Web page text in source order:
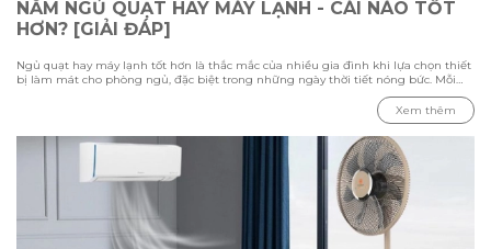
NẰM NGỦ QUẠT HAY MÁY LẠNH - CÁI NÀO TỐT
HƠN? [GIẢI ĐÁP]
Ngủ quạt hay máy lạnh tốt hơn là thắc mắc của nhiều gia đình khi lựa chọn thiết
bị làm mát cho phòng ngủ, đặc biệt trong những ngày thời tiết nóng bức. Mỗi
phương pháp đều có ưu điểm và hạn chế riêng, phụ thuộc vào nhiệt độ môi
trường, diện tích phòng và nhu cầu sử dụng của từng người. Trong bài viết này
cùng Hawonkoo tìm hiểu sự khác biệt giữa việc ngủ bằng quạt và máy lạnh,
đánh giá ưu nhược điểm của từng thiết bị, đồng thời tham khảo cách sử dụng
phù hợp để tạo không gian nghỉ ngơi thoải mái và tiết kiệm điện.
Xem thêm